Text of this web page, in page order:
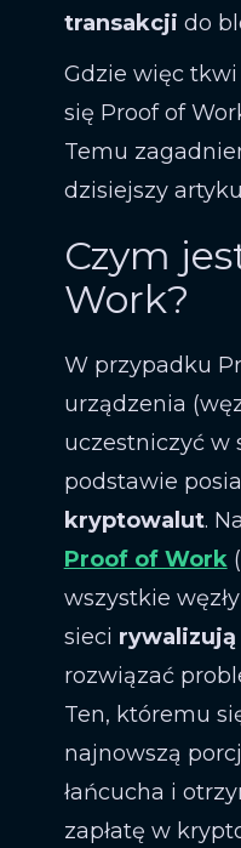
transakcji do
Gdzie więc tkwi
się Proof of
Temu
dzisiejszy
Czym
Work?
W przypadku
urządzenia
uczestniczyć w
podstawie
kryptowalut.
Proof of Work
wszystkie
sieci rywalizują
rozwiązać
Ten, któremu
najnowszą
łańcucha i
zapłatę w